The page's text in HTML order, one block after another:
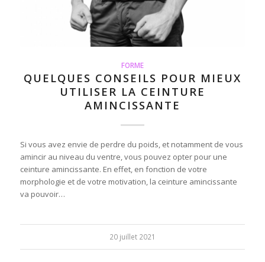
FORME
QUELQUES CONSEILS POUR MIEUX
UTILISER LA CEINTURE
AMINCISSANTE
Si vous avez envie de perdre du poids, et notamment de vous
amincir au niveau du ventre, vous pouvez opter pour une
ceinture amincissante. En effet, en fonction de votre
morphologie et de votre motivation, la ceinture amincissante
va pouvoir…
20 juillet 2021